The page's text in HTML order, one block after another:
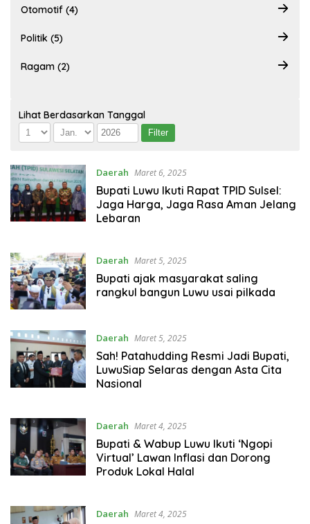
Otomotif (4)
Politik (5)
Ragam (2)
Lihat Berdasarkan Tanggal
Daerah Maret 6, 2025
Bupati Luwu Ikuti Rapat TPID Sulsel:
Jaga Harga, Jaga Rasa Aman Jelang
Lebaran
Daerah Maret 5, 2025
Bupati ajak masyarakat saling
rangkul bangun Luwu usai pilkada
Daerah Maret 5, 2025
Sah! Patahudding Resmi Jadi Bupati,
LuwuSiap Selaras dengan Asta Cita
Nasional
Daerah Maret 4, 2025
Bupati & Wabup Luwu Ikuti ‘Ngopi
Virtual’ Lawan Inflasi dan Dorong
Produk Lokal Halal
Daerah Maret 4, 2025